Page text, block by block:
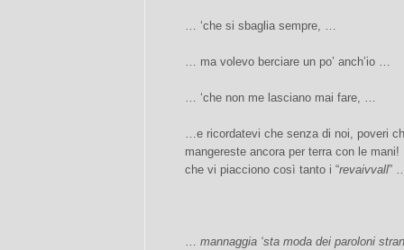
… ‘che si sbaglia sempre, …
… ma volevo berciare un po’ anch’io …
… ‘che non me lasciano mai fare, …
…e ricordatevi che senza di noi, poveri
mangereste ancora per terra con le
che vi piacciono così tanto i “revaivvall”
… mannaggia ‘sta moda dei paroloni